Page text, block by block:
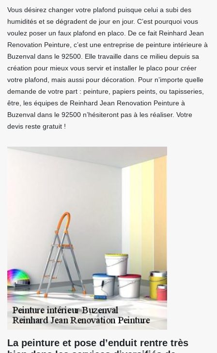
Vous désirez changer votre plafond puisque celui a subi des
humidités et se dégradent de jour en jour. C’est pourquoi vous
voulez poser un faux plafond en placo. De ce fait Reinhard Jean
Renovation Peinture, c’est une entreprise de peinture intérieure à
Buzenval dans le 92500. Elle travaille dans ce milieu depuis sa
création pour mieux vous servir et installer le placo pour créer
votre plafond, mais aussi pour décoration. Pour n’importe quelle
demande de votre part : peinture, papiers peints, ou tapisseries,
être, les équipes de Reinhard Jean Renovation Peinture à
Buzenval dans le 92500 n’hésiteront pas à les réaliser. Votre
devis reste gratuit !
La peinture et pose d’enduit rentre très